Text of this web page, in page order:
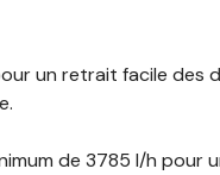
un retrait facile des
de 3785 l/h pour